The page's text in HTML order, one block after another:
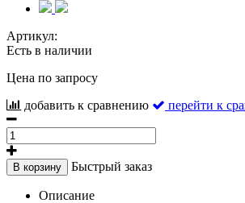
Артикул:
Есть в наличии
Цена по запросу
добавить к сравнению
перейти к
В корзину Быстрый заказ
Описание